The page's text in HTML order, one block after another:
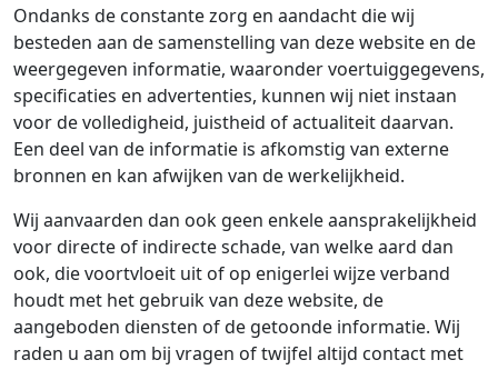
Ondanks de constante zorg en aandacht die wij
besteden aan de samenstelling van deze website en de
weergegeven informatie, waaronder voertuiggegevens,
specificaties en advertenties, kunnen wij niet instaan
voor de volledigheid, juistheid of actualiteit daarvan.
Een deel van de informatie is afkomstig van externe
bronnen en kan afwijken van de werkelijkheid.
Wij aanvaarden dan ook geen enkele aansprakelijkheid
voor directe of indirecte schade, van welke aard dan
ook, die voortvloeit uit of op enigerlei wijze verband
houdt met het gebruik van deze website, de
aangeboden diensten of de getoonde informatie. Wij
raden u aan om bij vragen of twijfel altijd contact met